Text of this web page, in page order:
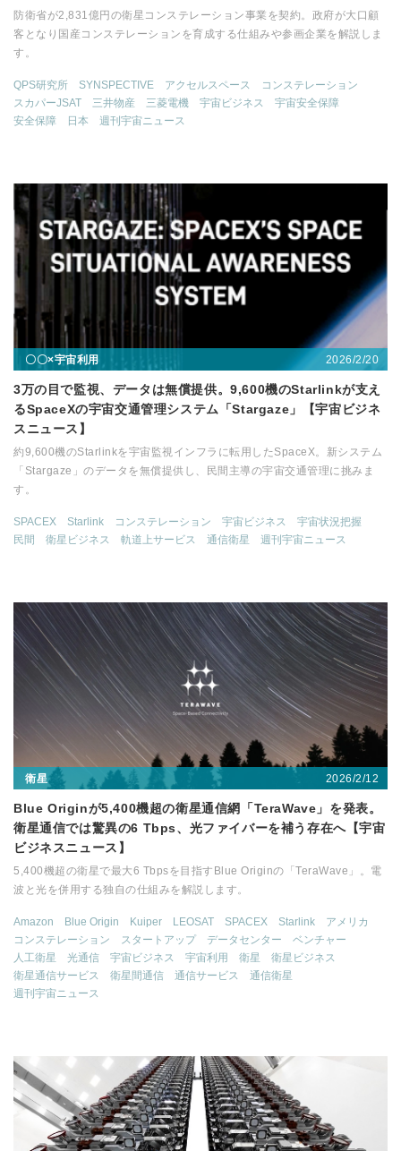
防衛省が2,831億円の衛星コンステレーション事業を契約。政府が大口顧
客となり国産コンステレーションを育成する仕組みや参画企業を解説しま
す。
QPS研究所 SYNSPECTIVE アクセルスペース
コンステレーション
スカパーJSAT
三井物産 三菱電機 宇宙ビジネス
宇宙安全保障
安全保障
日本 週刊宇宙ニュース
〇〇×宇宙利用 2026/2/20
3万の目で監視、データは無償提供。9,600機のStarlinkが支え
るSpaceXの宇宙交通管理システム「Stargaze」【宇宙ビジネ
スニュース】
約9,600機のStarlinkを宇宙監視インフラに転用したSpaceX。新システム
「Stargaze」のデータを無償提供し、民間主導の宇宙交通管理に挑みま
す。
SPACEX Starlink コンステレーション 宇宙ビジネス
宇宙状況把握
民間
衛星ビジネス 軌道上サービス 通信衛星 週刊宇宙ニュース
衛星 2026/2/12
Blue Originが5,400機超の衛星通信網「TeraWave」を発表。
衛星通信では驚異の6 Tbps、光ファイバーを補う存在へ【宇宙
ビジネスニュース】
5,400機超の衛星で最大6 Tbpsを目指すBlue Originの「TeraWave」。電
波と光を併用する独自の仕組みを解説します。
Amazon Blue Origin Kuiper LEOSAT SPACEX Starlink
アメリカ
コンステレーション
スタートアップ データセンター
ベンチャー
人工衛星
光通信 宇宙ビジネス 宇宙利用 衛星
衛星ビジネス
衛星通信サービス
衛星間通信 通信サービス
通信衛星
週刊宇宙ニュース